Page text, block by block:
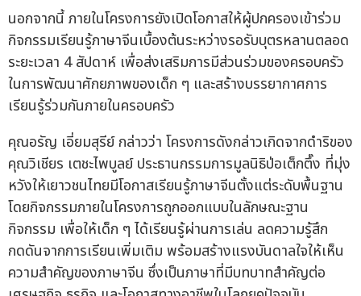
นอกจากนี้ ภายในโครงการยังเปิดโอกาสให้ผู้ปกครองเข้าร่วม
กิจกรรมเรียนรู้ภาษาจีนเบื้องต้นระหว่างรอรับบุตรหลานตลอด
ระยะเวลา 4 สัปดาห์ เพื่อส่งเสริมการมีส่วนร่วมของครอบครัว
ในการพัฒนาศักยภาพของเด็ก ๆ และสร้างบรรยากาศการ
เรียนรู้ร่วมกันภายในครอบครัว
คุณอรัญ เอี่ยมสุรีย์ กล่าวว่า โครงการดังกล่าวเกิดจากดำริของ
คุณวิเชียร เตชะไพบูลย์ ประธานกรรมการมูลนิธิป่อเต็กตึ๊ง ที่มุ่ง
หวังให้เยาวชนไทยมีโอกาสเรียนรู้ภาษาจีนตั้งแต่ระดับพื้นฐาน
โดยกิจกรรมภายในโครงการถูกออกแบบในลักษณะฐาน
กิจกรรม เพื่อให้เด็ก ๆ ได้เรียนรู้ผ่านการเล่น ลดความรู้สึก
กดดันจากการเรียนเพิ่มเติม พร้อมสร้างแรงบันดาลใจให้เห็น
ความสำคัญของภาษาจีน ซึ่งเป็นภาษาที่มีบทบาทสำคัญต่อ